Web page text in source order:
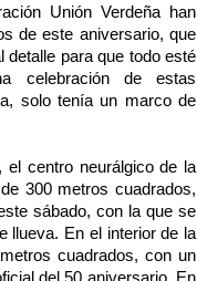
Unión Verdeña han
de este aniversario, que
para que todo esté
celebración de estas
solo tenía un marco de
el centro neurálgico de la
300 metros cuadrados,
sábado, con la que se
llueva. En el interior de la
cuadrados, con un